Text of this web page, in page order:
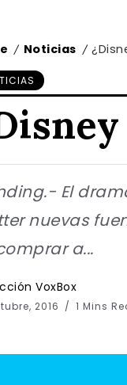
/ Noticias /
El
nuevas
a...
VoxBox
2016 1 Mins